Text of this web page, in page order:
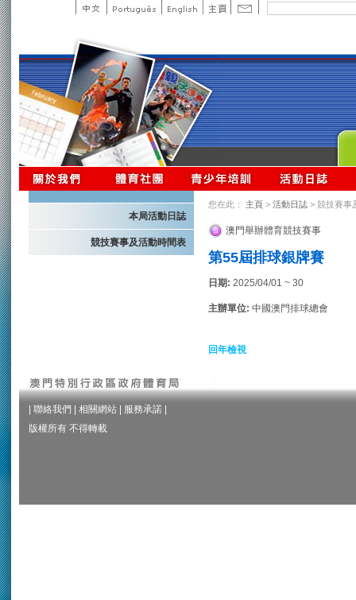
本局活動日誌
競技賽事及活動時間表
您在此： 主頁 > 活動日誌 > 競技賽事
澳門舉辦體育競技賽事
第55屆排球銀牌賽
日期: 2025/04/01 ~ 30
主辦單位: 中國澳門排球總會
回年檢視
聯絡我們 相關網站 服務承諾
版權所有 不得轉載